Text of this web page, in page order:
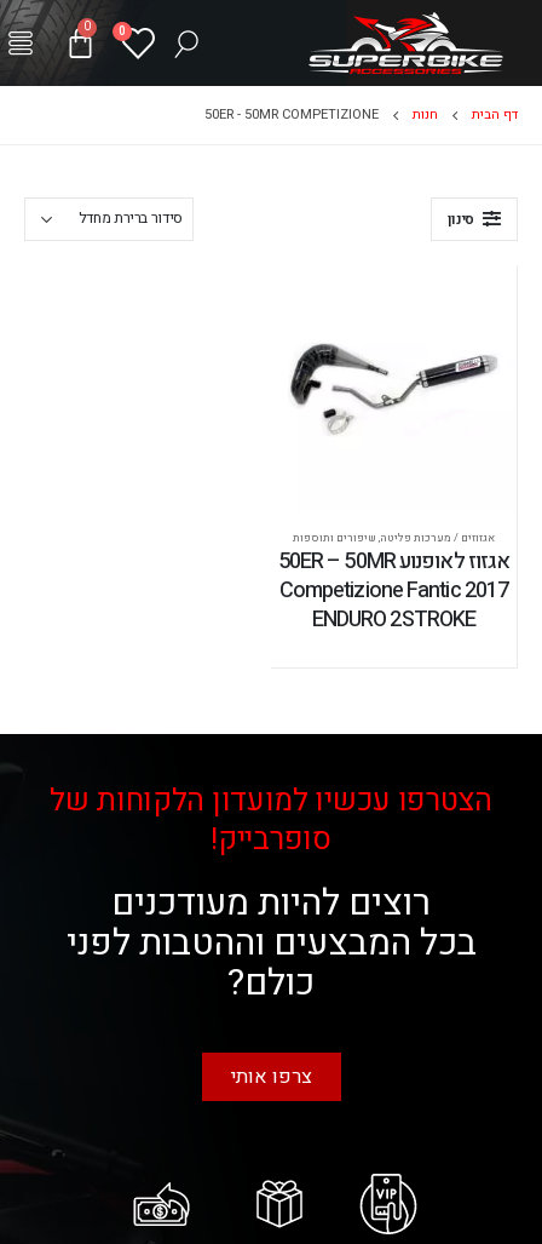
0
0
דף הבית חנות 50ER - 50MR COMPETIZIONE
סינון
אגזוזים / מערכות פליטה, שיפורים ותוספות
אגזוז לאופנוע 50ER – 50MR
Competizione Fantic 2017
ENDURO 2STROKE
הצטרפו עכשיו למועדון הלקוחות של
סופרבייק!
רוצים להיות מעודכנים
בכל המבצעים וההטבות לפני
כולם?
צרפו אותי